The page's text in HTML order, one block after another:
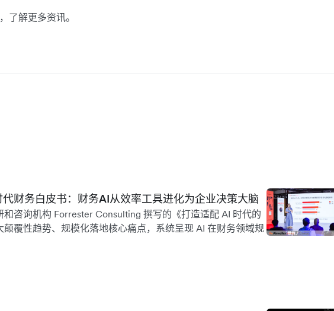
了解更多资讯。
财务白皮书：财务AI从效率工具进化为企业决策大脑
咨询机构 Forrester Consulting 撰写的《打造适配 AI 时代的
覆性趋势、规模化落地核心痛点，系统呈现 AI 在财务领域规